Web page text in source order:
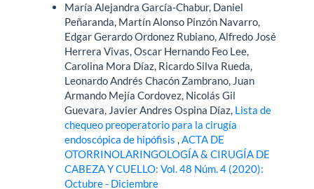
María Alejandra García-Chabur, Daniel
Peñaranda, Martín Alonso Pinzón Navarro,
Edgar Gerardo Ordonez Rubiano, Alfredo José
Herrera Vivas, Oscar Hernando Feo Lee,
Carolina Mora Díaz, Ricardo Silva Rueda,
Leonardo Andrés Chacón Zambrano, Juan
Armando Mejía Cordovez, Nicolás Gil
Guevara, Javier Andres Ospina Díaz, Lista de
chequeo preoperatorio para la cirugía
endoscópica de hipófisis,ACTA DE
OTORRINOLARINGOLOGÍA & CIRUGÍA DE
CABEZA Y CUELLO: Vol. 48 Núm. 4 (2020):
Octubre - Diciembre